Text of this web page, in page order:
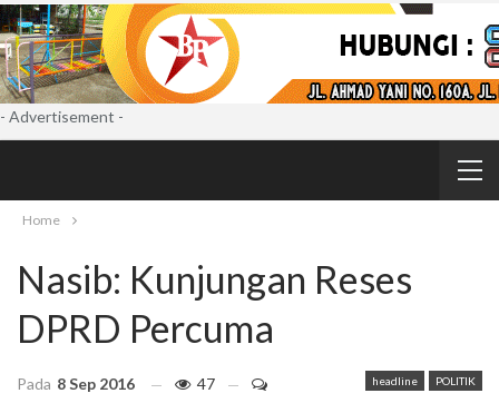
- Advertisement -
Home
Nasib: Kunjungan Reses
DPRD Percuma
headline POLITIK
Pada 8 Sep 2016 47